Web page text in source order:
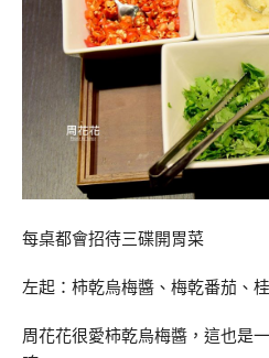
每桌都會招待三碟開胃菜
左起：柿乾烏梅醬、梅乾番茄、
周花花很愛柿乾烏梅醬，這也是